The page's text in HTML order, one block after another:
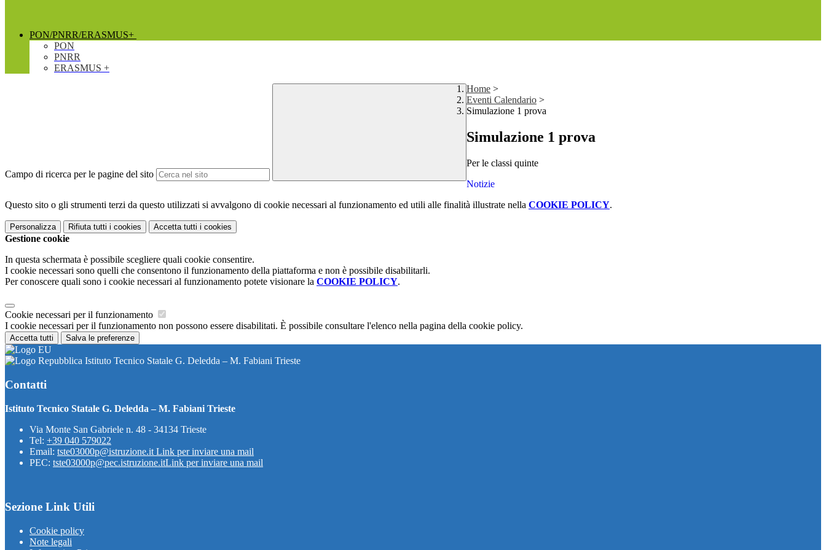
PON/PNRR/ERASMUS+
PON
PNRR
ERASMUS +
Campo di ricerca per le pagine del sito
Home >
Eventi Calendario >
Simulazione 1 prova
Simulazione 1 prova
Per le classi quinte
Notizie
Questo sito o gli strumenti terzi da questo utilizzati si avvalgono di cookie necessari al funzionamento ed utili alle finalità illustrate nella COOKIE POLICY.
Personalizza Rifiuta tutti i cookies Accetta tutti i cookies
Gestione cookie
In questa schermata è possibile scegliere quali cookie consentire.
I cookie necessari sono quelli che consentono il funzionamento della piattaforma e non è possibile disabilitarli.
Per conoscere quali sono i cookie necessari al funzionamento potete visionare la COOKIE POLICY.
Cookie necessari per il funzionamento
I cookie necessari per il funzionamento non possono essere disabilitati. È possibile consultare l'elenco nella pagina della cookie policy.
Accetta tutti Salva le preferenze
Istituto Tecnico Statale G. Deledda – M. Fabiani Trieste
Contatti
Istituto Tecnico Statale G. Deledda – M. Fabiani Trieste
Via Monte San Gabriele n. 48 - 34134 Trieste
Tel: +39 040 579022
Email: tste03000p@istruzione.it Link per inviare una mail
PEC: tste03000p@pec.istruzione.itLink per inviare una mail
Sezione Link Utili
Cookie policy
Note legali